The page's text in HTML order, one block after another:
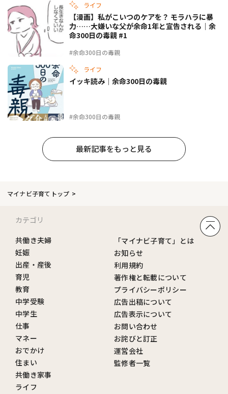
ライフ
#余命300日の毒親
【漫画】私がこいつのケアを？ モラハラに暴
力……大嫌いな父が余命1年と宣告される｜余
命300日の毒親 #1
ライフ
#余命300日の毒親
イッキ読み｜余命300日の毒親
最新記事をもっと見る
マイナビ子育てトップ
カテゴリ
共働き夫婦
妊娠
出産・産後
育児
教育
中学受験
中学生
仕事
マネー
おでかけ
住まい
共働き家事
ライフ
「マイナビ子育て」とは
お知らせ
利用規約
著作権と転載について
プライバシーポリシー
広告出稿について
広告表示について
お問い合わせ
お詫びと訂正
運営会社
監修者一覧